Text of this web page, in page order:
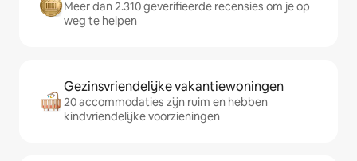
Meer dan 2.310 geverifieerde recensies om je op
weg te helpen
Gezinsvriendelijke vakantiewoningen
20 accommodaties zijn ruim en hebben
kindvriendelijke voorzieningen